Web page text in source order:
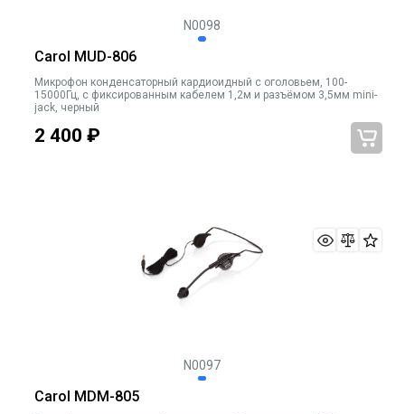
N0098
Carol MUD-806
Микрофон конденсаторный кардиоидный с оголовьем, 100-
15000Гц, с фиксированным кабелем 1,2м и разъёмом 3,5мм mini-
jack, черный
2 400 ₽
N0097
Carol MDM-805